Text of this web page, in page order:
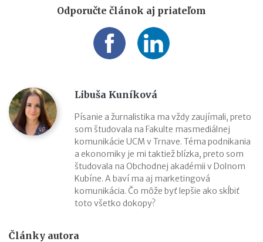
Odporučte článok aj priateľom
Libuša Kuníková
Písanie a žurnalistika ma vždy zaujímali, preto
som študovala na Fakulte masmediálnej
komunikácie UCM v Trnave. Téma podnikania
a ekonomiky je mi taktiež blízka, preto som
študovala na Obchodnej akadémii v Dolnom
Kubíne. A baví ma aj marketingová
komunikácia. Čo môže byť lepšie ako skĺbiť
toto všetko dokopy?
Články autora